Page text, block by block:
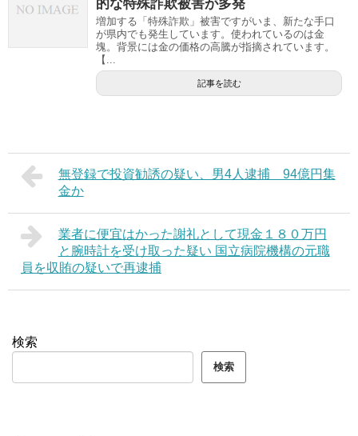
的な特殊詐欺被害が多発
増加する「特殊詐欺」被害ですがいま、新たな手口
が県内でも発生しています。使われているのは金
塊。背景には金の価格の高騰が指摘されています。
【...
記事を読む
無登録で投資勧誘の疑い、男4人逮捕 94億円集
金か
業者に便宜はかった謝礼として現金１８０万円
と腕時計を受け取った疑い 国立病院機構の元職
員を収賄の疑いで再逮捕
検索
検索